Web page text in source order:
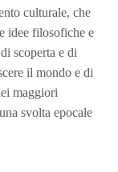
culturale, che
idee filosofiche e
scoperta e di
il mondo e di
maggiori
svolta epocale